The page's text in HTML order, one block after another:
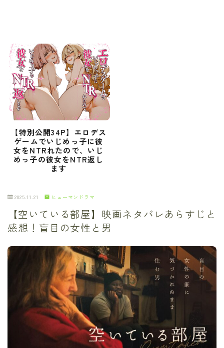
【特別公開34P】エロデス
ゲームでいじめっ子に彼
女をNTRれたので、いじ
めっ子の彼女をNTR返し
ます
2025.11.21 ヒューマンドラマ
【空いている部屋】映画ネタバレあらすじと
感想！盲目の女性と男